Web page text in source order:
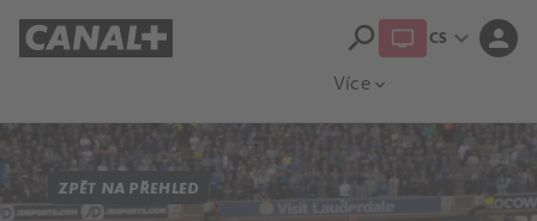
Více expand_more
search CS expand_more person
ZPĚT NA PŘEHLED